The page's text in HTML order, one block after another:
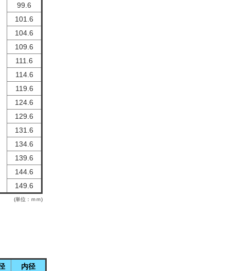
(単位：ｍｍ)
99.6
101.6
104.6
109.6
111.6
114.6
119.6
124.6
129.6
131.6
134.6
139.6
144.6
149.6
内径